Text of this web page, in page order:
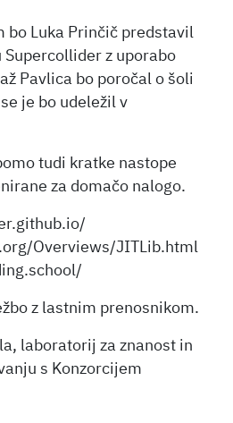
bo Luka Prinčič predstavil
z uporabo
Pavlica bo poročal o šoli
je bo udeležil v
tudi kratke nastope
za domačo nalogo.
Overviews/JITLib.html
z lastnim prenosnikom.
laboratorij za znanost in
s Konzorcijem